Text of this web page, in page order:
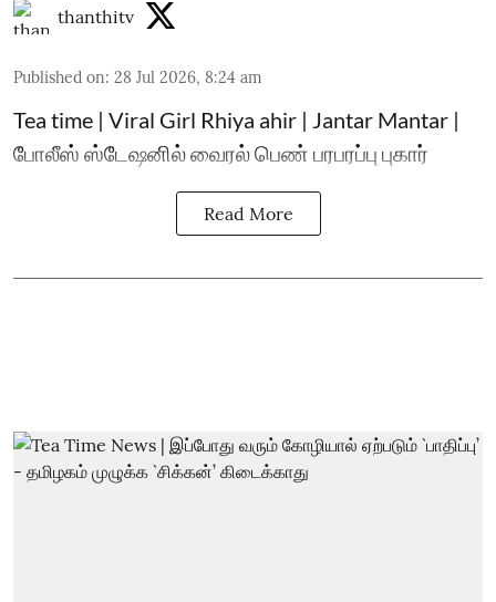
thanthitv
Published on: 28 Jul 2026, 8:24 am
Tea time | Viral Girl Rhiya ahir | Jantar Mantar |
போலீஸ் ஸ்டேஷனில் வைரல் பெண் பரபரப்பு புகார்
Read More